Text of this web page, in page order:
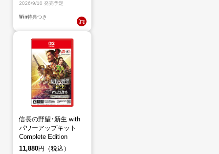
2026/9/10 発売予定
Win特典つき
信長の野望･新生 with
パワーアップキット
Complete Edition
（Switch2）
11,880円（税込）